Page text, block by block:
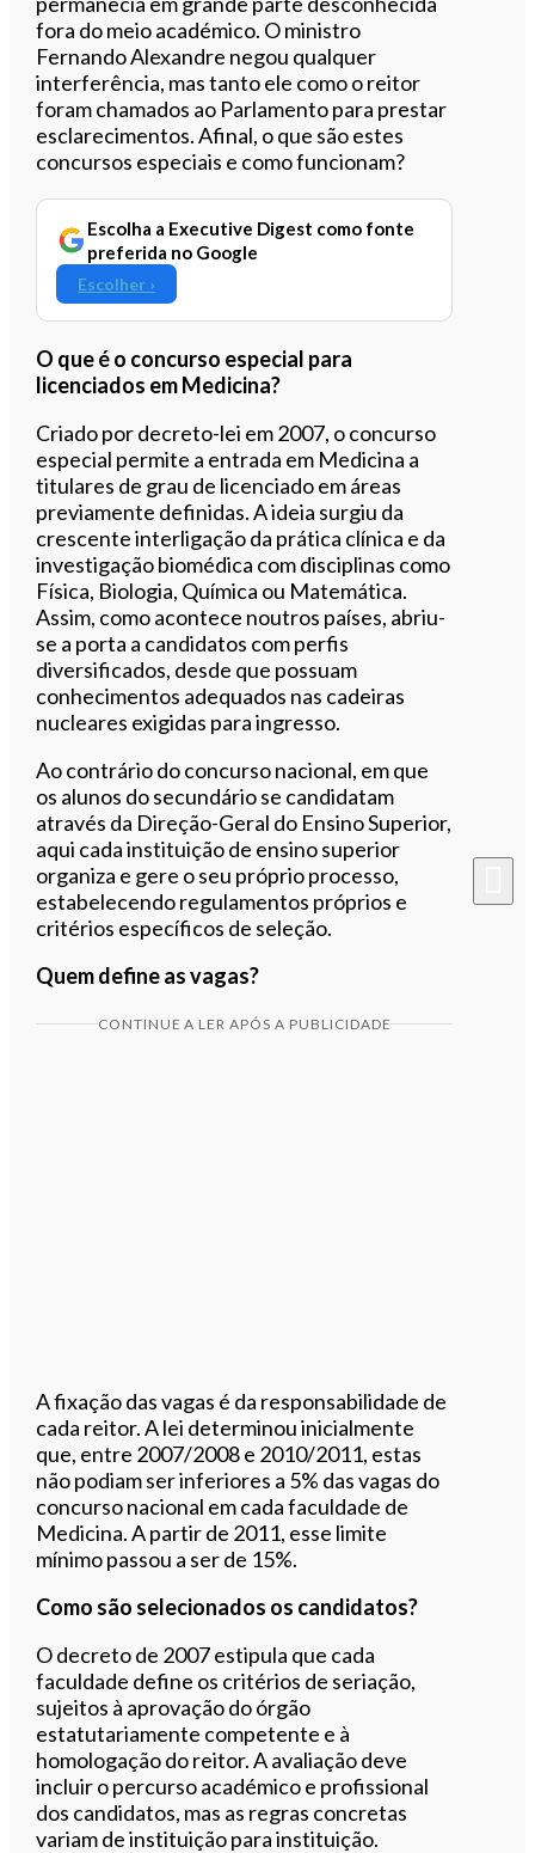
fora do meio académico. O ministro
Fernando Alexandre negou qualquer
interferência, mas tanto ele como o reitor
foram chamados ao Parlamento para prestar
esclarecimentos. Afinal, o que são estes
concursos especiais e como funcionam?
Escolha a Executive Digest como fonte
preferida no Google
Escolher ›
O que é o concurso especial para
licenciados em Medicina?
Criado por decreto-lei em 2007, o concurso
especial permite a entrada em Medicina a
titulares de grau de licenciado em áreas
previamente definidas. A ideia surgiu da
crescente interligação da prática clínica e da
investigação biomédica com disciplinas como
Física, Biologia, Química ou Matemática.
Assim, como acontece noutros países, abriu-
se a porta a candidatos com perfis
diversificados, desde que possuam
conhecimentos adequados nas cadeiras
nucleares exigidas para ingresso.
Ao contrário do concurso nacional, em que
os alunos do secundário se candidatam
através da Direção-Geral do Ensino Superior,
aqui cada instituição de ensino superior
organiza e gere o seu próprio processo,
estabelecendo regulamentos próprios e
critérios específicos de seleção.
Quem define as vagas?
CONTINUE A LER APÓS A PUBLICIDADE
A fixação das vagas é da responsabilidade de
cada reitor. A lei determinou inicialmente
que, entre 2007/2008 e 2010/2011, estas
não podiam ser inferiores a 5% das vagas do
concurso nacional em cada faculdade de
Medicina. A partir de 2011, esse limite
mínimo passou a ser de 15%.
Como são selecionados os candidatos?
O decreto de 2007 estipula que cada
faculdade define os critérios de seriação,
sujeitos à aprovação do órgão
estatutariamente competente e à
homologação do reitor. A avaliação deve
incluir o percurso académico e profissional
dos candidatos, mas as regras concretas
variam de instituição para instituição.